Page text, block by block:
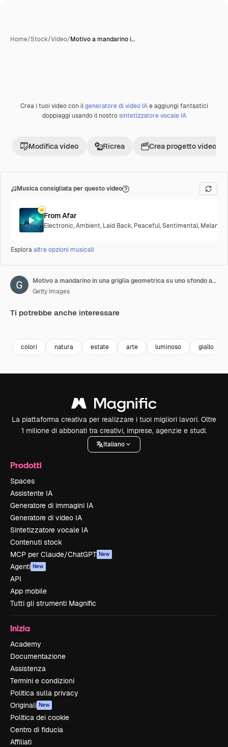
Home/Stock/Video/Motivo a mandarino i…
Premium
Crea i tuoi video con ilgeneratore di video IAe aggiungi fantastici
doppiaggi usando il nostrosintetizzatore vocale IA
Modifica video Ricrea Crea progetto video
Musica consigliata per questo video
From Afar
Electronic,Ambient, Laid Back, Peaceful,Sentimental,
Esploraaltre opzioni musicali
Motivo a mandarino in una griglia geometrica su uno sfondo arancione. Semplice grafica in movimento in loop con animazione di frutta naturale.
Getty Images
Ti potrebbe anche interessare
colori natura estate arte luminoso giallo
La piattaforma creativa per realizzare i tuoi migliori lavori. Oltre
1 milione di abbonati tra creativi, imprese, agenzie e studi.
Italiano
Prodotti
Spaces
Assistente IA
Generatore di immagini IA
Generatore di video IA
Sintetizzatore vocale IA
Contenuti stock
MCP per Claude/ChatGPT New
Agenti New
API
App mobile
Tutti gli strumenti Magnific
Inizia
Academy
Documentazione
Assistenza
Termini e condizioni
Politica sulla privacy
Originali New
Politica dei cookie
Centro di fiducia
Affiliati